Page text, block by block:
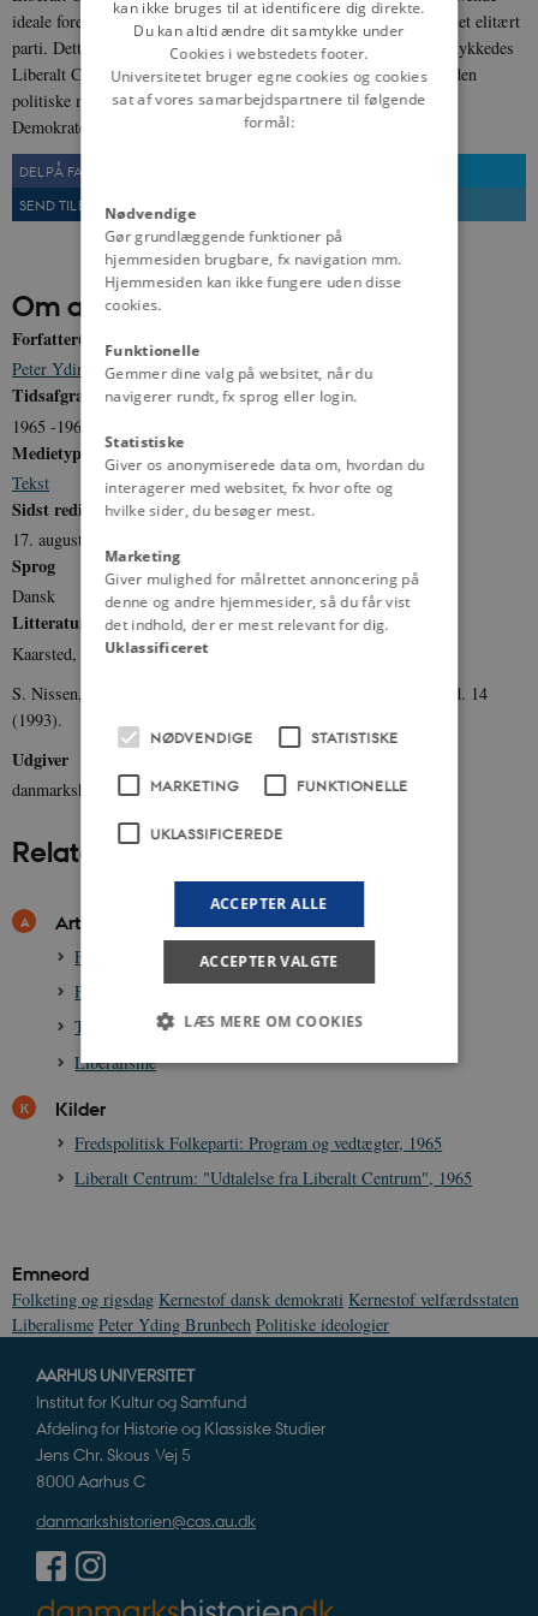
ideale forestillinger og retorik, og det var på nogle områder også et elitært
parti. Dette kan have været en medvirkende årsag til, at det ikke lykkedes
Liberalt Centrum at etablere sig som en mere fast bestanddel af den
politiske midte, sådan som Kristeligt Folkeparti og Centrum-
Demokraterne gjorde det i 1970’erne.
DEL PÅ FACEBOOK
SEND TIL EN VEN
Om artiklen
Forfatter(e)
Peter Yding Brunbech
Tidsafgrænsning
1965 -1969
Medietype
Tekst
Sidst redigeret
17. august 2011
Sprog
Dansk
Litteratur
Kaarsted, Tage: De danske ministerier 1953-1972 (1992).
S. Nissen, Henrik : Gyldendal og Politikens Danmarkshistorie bd. 14
(1993).
Udgiver
danmarkshistorien.dk
Relateret indhold
Artikler
Folketingsvalget 1964
Folketingsvalget 1966
Thorkil Kristensen, 1899-1989
Liberalisme
Kilder
Fredspolitisk Folkeparti: Program og vedtægter, 1965
Liberalt Centrum: "Udtalelse fra Liberalt Centrum", 1965
Emneord
Folketing og rigsdag Kernestof dansk demokrati Kernestof velfærdsstaten
Liberalisme Peter Yding Brunbech Politiske ideologier
AARHUS UNIVERSITET
Institut for Kultur og Samfund
Afdeling for Historie og Klassiske Studier
Jens Chr. Skous Vej 5
8000 Aarhus C
danmarkshistorien@cas.au.dk
kan ikke bruges til at identificere dig direkte.
Du kan altid ændre dit samtykke under
Cookies i webstedets footer.
Universitetet bruger egne cookies og cookies
sat af vores samarbejdspartnere til følgende
formål:
Nødvendige
Gør grundlæggende funktioner på
hjemmesiden brugbare, fx navigation mm.
Hjemmesiden kan ikke fungere uden disse
cookies.
Funktionelle
Gemmer dine valg på websitet, når du
navigerer rundt, fx sprog eller login.
Statistiske
Giver os anonymiserede data om, hvordan du
interagerer med websitet, fx hvor ofte og
hvilke sider, du besøger mest.
Marketing
Giver mulighed for målrettet annoncering på
denne og andre hjemmesider, så du får vist
det indhold, der er mest relevant for dig.
Uklassificeret
NØDVENDIGE STATISTISKE
MARKETING FUNKTIONELLE
UKLASSIFICEREDE
ACCEPTER ALLE
ACCEPTER VALGTE
LÆS MERE OM COOKIES
Funktionelle
Uklassificerede
Nødvendige cookies hjælper med at gøre
Navn
Udbyder / Domæne
Udløb
be_typo_user
TYPO3 Association
Session
sp_t